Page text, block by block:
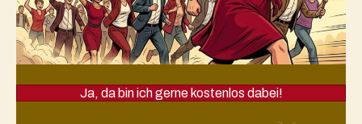
Ja, da bin ich gerne kostenlos dabei!